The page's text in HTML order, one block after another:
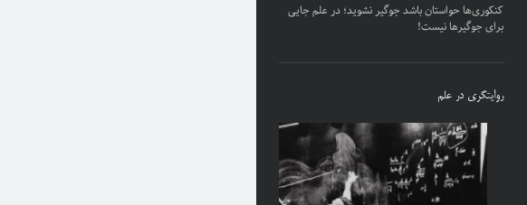
کنکوری‌ها حواستان باشد جوگیر نشوید؛ در علم جایی
برای جوگیرها نیست!
روایتگری در علم